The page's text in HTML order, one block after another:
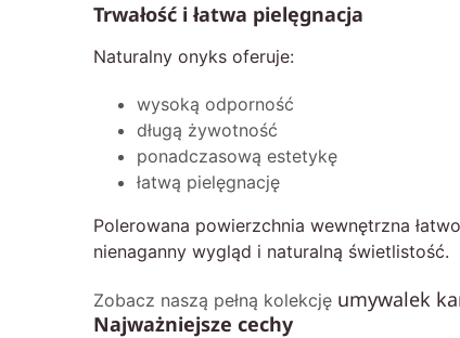
Trwałość i łatwa pielęgnacja
Naturalny onyks oferuje:
wysoką odporność
długą żywotność
ponadczasową estetykę
łatwą pielęgnację
Polerowana powierzchnia wewnętrzna
nienaganny wygląd i naturalną świetlistość.
Zobacz naszą pełną kolekcję umywalek
Najważniejsze cechy